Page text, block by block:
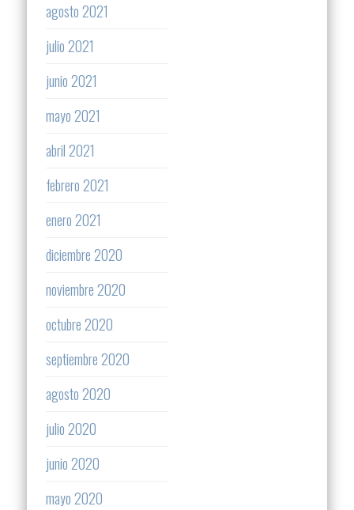
agosto 2021
julio 2021
junio 2021
mayo 2021
abril 2021
febrero 2021
enero 2021
diciembre 2020
noviembre 2020
octubre 2020
septiembre 2020
agosto 2020
julio 2020
junio 2020
mayo 2020